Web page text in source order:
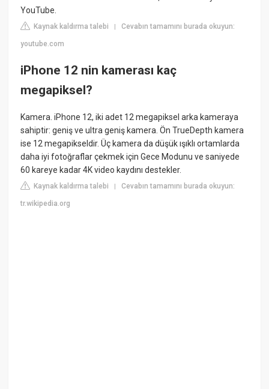
YouTube.
Kaynak kaldırma talebi |Cevabın tamamını burada okuyun:
youtube.com
iPhone 12 nin kamerası kaç
megapiksel?
Kamera. iPhone 12, iki adet 12 megapiksel arka kameraya
sahiptir: geniş ve ultra geniş kamera. Ön TrueDepth kamera
ise 12 megapikseldir. Üç kamera da düşük ışıklı ortamlarda
daha iyi fotoğraflar çekmek için Gece Modunu ve saniyede
60 kareye kadar 4K video kaydını destekler.
Kaynak kaldırma talebi |Cevabın tamamını burada okuyun:
tr.wikipedia.org